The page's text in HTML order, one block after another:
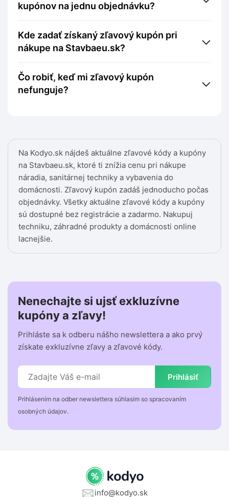
Na Kodyo.sk nájdeš aktuálne zľavové kódy a kupóny
na Stavbaeu.sk, ktoré ti znížia cenu pri nákupe
náradia, sanitárnej techniky a vybavenia do
domácnosti. Zľavový kupón zadáš jednoducho počas
objednávky. Všetky aktuálne zľavové kódy a kupóny
sú dostupné bez registrácie a zadarmo. Nakupuj
techniku, záhradné produkty a domácnosti online
lacnejšie.
kupónov na jednu objednávku?
Kde zadať získaný zľavový kupón pri
nákupe na Stavbaeu.sk?
Čo robiť, keď mi zľavový kupón
nefunguje?
Nenechajte si ujsť exkluzívne
kupóny a zľavy!
Prihláste sa k odberu nášho newslettera a ako prvý
získate exkluzívne zľavy a zľavové kódy.
Prihlásiť
Prihlásením na odber newslettera súhlasím so spracovaním
osobných údajov.
info@kodyo.sk